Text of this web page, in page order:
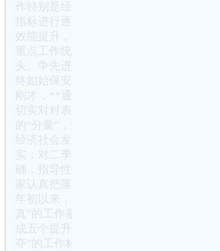
作特别是经济运行情况进行
指标进行逐项分析，通过排名晾晒、激
效能提升，把发展指标统筹起来，把资
重点工作统筹起来，进一步强化拼搏进
头、争先进位质效，凝心聚力促发展、
终如始保安全，推动经济扩量提质、各
刚才，**通报了一季度工作情况。各县
切实对对表、对对号，看清楚自己的位
的“分量”，主动对标找差，自觉加压奋
经济社会发展作了全面总结分析，成绩
实；对二季度工作进行了系统安排部署
确，指导性、针对性和可操作性都很强
家认真把落实工作抓实抓细。
年初以来，我们鲜明提出“爱拼才会赢、
真”的工作基调，迅速展开“大力实施十
成五个提升年”的工作布局，全面拉高“
夺”的工作标准，为的就是汇聚干事创业